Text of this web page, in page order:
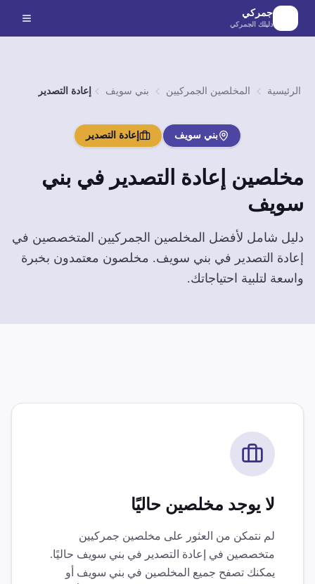
الانتقال إلى المحتوى الرئيسي
جمركي
دليلك الجمركي
الرئيسية المخلصين الجمركيين بني سويف إعادة التصدير
بني سويف إعادة التصدير
مخلصين إعادة التصدير في بني
سويف
دليل شامل لأفضل المخلصين الجمركيين المتخصصين في
إعادة التصدير في بني سويف. مخلصون معتمدون بخبرة
واسعة لتلبية احتياجاتك.
لا يوجد مخلصين حاليًا
لم نتمكن من العثور على مخلصين جمركيين
متخصصين في
إعادة التصدير في بني سويف حاليًا.
يمكنك تصفح جميع المخلصين في بني سويف أو